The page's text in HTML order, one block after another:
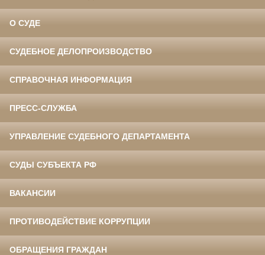
О СУДЕ
СУДЕБНОЕ ДЕЛОПРОИЗВОДСТВО
СПРАВОЧНАЯ ИНФОРМАЦИЯ
ПРЕСС-СЛУЖБА
УПРАВЛЕНИЕ СУДЕБНОГО ДЕПАРТАМЕНТА
СУДЫ СУБЪЕКТА РФ
ВАКАНСИИ
ПРОТИВОДЕЙСТВИЕ КОРРУПЦИИ
ОБРАЩЕНИЯ ГРАЖДАН